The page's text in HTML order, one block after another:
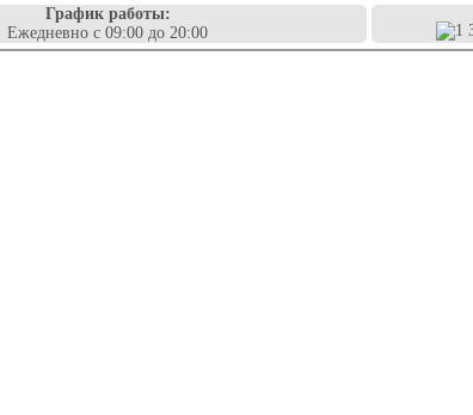
График работы:
Ежедневно с 09:00 до 20:00